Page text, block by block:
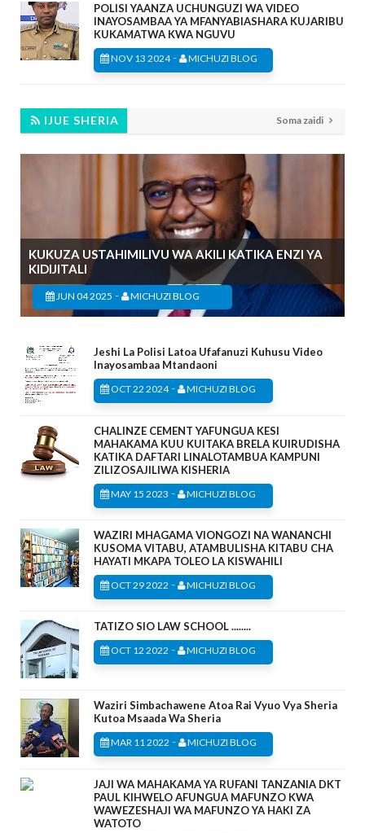
POLISI YAANZA UCHUNGUZI WA VIDEO
INAYOSAMBAA YA MFANYABIASHARA KUJARIBU
KUKAMATWA KWA NGUVU
NOV 13 2024- MICHUZI BLOG
IJUE SHERIA Soma zaidi
KUKUZA USTAHIMILIVU WA AKILI KATIKA ENZI YA
KIDIJITALI
JUN 04 2025 - MICHUZI BLOG
Jeshi La Polisi Latoa Ufafanuzi Kuhusu Video
Inayosambaa Mtandaoni
OCT 22 2024- MICHUZI BLOG
CHALINZE CEMENT YAFUNGUA KESI
MAHAKAMA KUU KUITAKA BRELA KUIRUDISHA
KATIKA DAFTARI LINALOTAMBUA KAMPUNI
ZILIZOSAJILIWA KISHERIA
MAY 15 2023 - MICHUZI BLOG
WAZIRI MHAGAMA VIONGOZI NA WANANCHI
KUSOMA VITABU, ATAMBULISHA KITABU CHA
HAYATI MKAPA TOLEO LA KISWAHILI
OCT 29 2022 - MICHUZI BLOG
TATIZO SIO LAW SCHOOL ........
OCT 12 2022 - MICHUZI BLOG
Waziri Simbachawene Atoa Rai Vyuo Vya Sheria
Kutoa Msaada Wa Sheria
MAR 11 2022 - MICHUZI BLOG
JAJI WA MAHAKAMA YA RUFANI TANZANIA DKT
PAUL KIHWELO AFUNGUA MAFUNZO KWA
WAWEZESHAJI WA MAFUNZO YA HAKI ZA
WATOTO